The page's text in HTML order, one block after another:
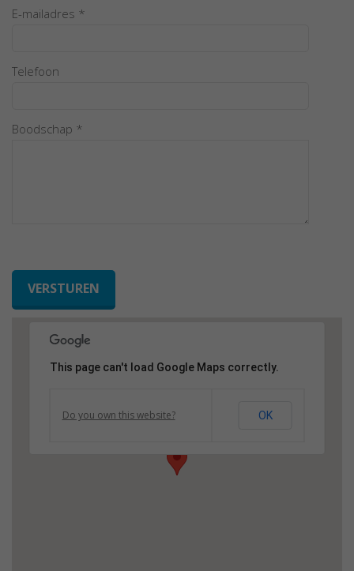
E-mailadres *
Telefoon
Boodschap *
This page can't load Google Maps correctly.
Do you own this website? OK